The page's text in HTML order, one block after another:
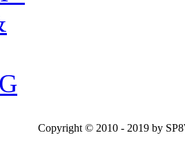
Copyright © 2010 - 2019 by